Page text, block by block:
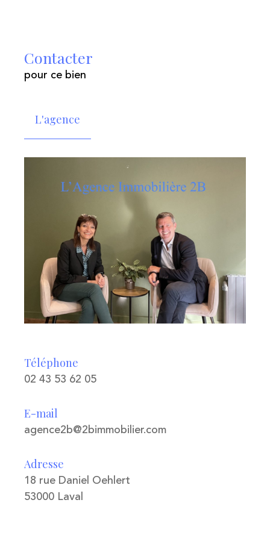
Contacter
pour ce bien
L'agence
Téléphone
02 43 53 62 05
E-mail
agence2b@2bimmobilier.com
Adresse
18 rue Daniel Oehlert
53000 Laval